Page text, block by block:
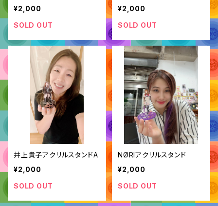
¥2,000
SOLD OUT
¥2,000
SOLD OUT
井上貴子アクリルスタンドA
¥2,000
SOLD OUT
NØRIアクリルスタンド
¥2,000
SOLD OUT